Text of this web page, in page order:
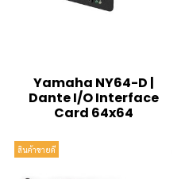
Yamaha NY64-D |
Dante I/O Interface
Card 64x64
สินค้าขายดี